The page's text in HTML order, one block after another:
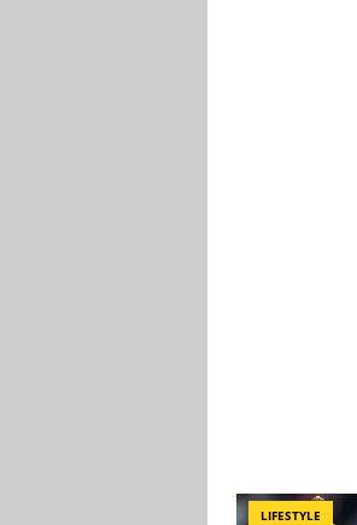
LIFESTYLE